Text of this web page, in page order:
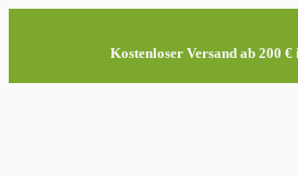
Kostenloser Versand ab 200